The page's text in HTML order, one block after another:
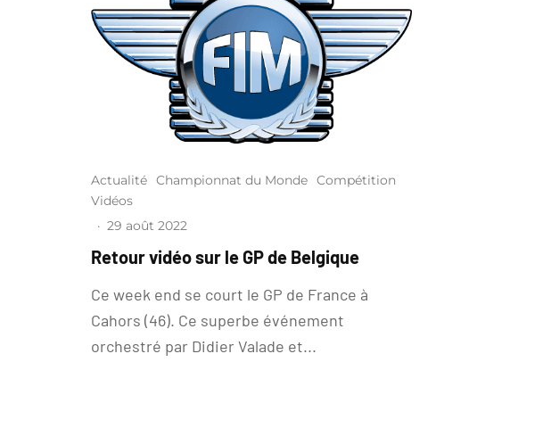
Actualité Championnat du Monde Compétition
Vidéos
· 29 août 2022
Retour vidéo sur le GP de Belgique
Ce week end se court le GP de France à
Cahors (46). Ce superbe événement
orchestré par Didier Valade et...